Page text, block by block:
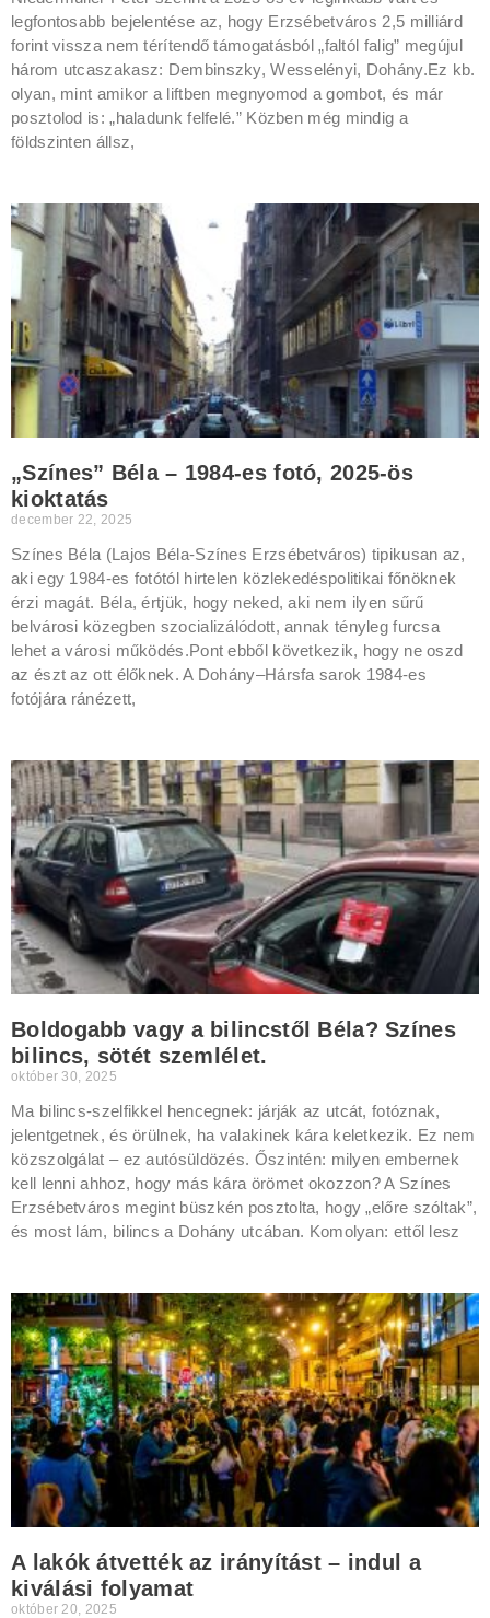
legfontosabb bejelentése az, hogy Erzsébetváros 2,5 milliárd
forint vissza nem térítendő támogatásból „faltól falig” megújul
három utcaszakasz: Dembinszky, Wesselényi, Dohány.Ez kb.
olyan, mint amikor a liftben megnyomod a gombot, és már
posztolod is: „haladunk felfelé.” Közben még mindig a
földszinten állsz,
„Színes” Béla – 1984-es fotó, 2025-ös
kioktatás
december 22, 2025
Színes Béla (Lajos Béla-Színes Erzsébetváros) tipikusan az,
aki egy 1984-es fotótól hirtelen közlekedéspolitikai főnöknek
érzi magát. Béla, értjük, hogy neked, aki nem ilyen sűrű
belvárosi közegben szocializálódott, annak tényleg furcsa
lehet a városi működés.Pont ebből következik, hogy ne oszd
az észt az ott élőknek. A Dohány–Hársfa sarok 1984-es
fotójára ránézett,
Boldogabb vagy a bilincstől Béla? Színes
bilincs, sötét szemlélet.
október 30, 2025
Ma bilincs-szelfikkel hencegnek: járják az utcát, fotóznak,
jelentgetnek, és örülnek, ha valakinek kára keletkezik. Ez nem
közszolgálat – ez autósüldözés. Őszintén: milyen embernek
kell lenni ahhoz, hogy más kára örömet okozzon? A Színes
Erzsébetváros megint büszkén posztolta, hogy „előre szóltak”,
és most lám, bilincs a Dohány utcában. Komolyan: ettől lesz
A lakók átvették az irányítást – indul a
kiválási folyamat
október 20, 2025